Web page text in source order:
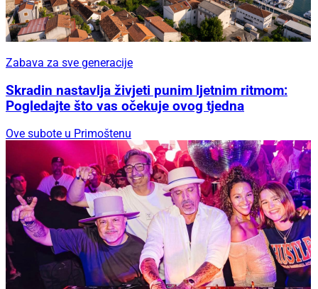
Zabava za sve generacije
Skradin nastavlja živjeti punim ljetnim ritmom:
Pogledajte što vas očekuje ovog tjedna
Ove subote u Primoštenu